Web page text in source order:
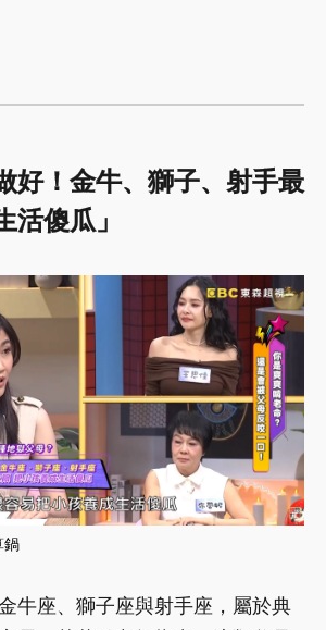
好！金牛、獅子、射手最
活傻瓜」
鍋
牛座、獅子座與射手座，屬於典